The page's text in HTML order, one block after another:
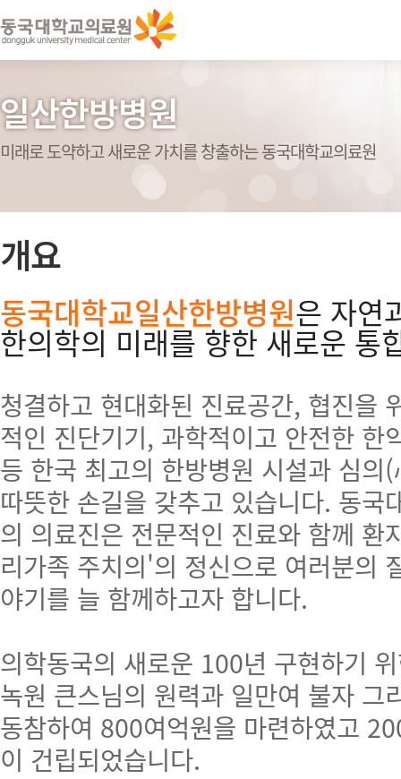
일산한방병원
미래로 도약하고 새로운 가치를 창출하는 동국대학교의료원
개요
동국대학교일산한방병원은 자연
한의학의 미래를 향한 새로운 통
청결하고 현대화된 진료공간, 협진을
적인 진단기기, 과학적이고 안전한 한
등 한국 최고의 한방병원 시설과 심
따뜻한 손길을 갖추고 있습니다. 동국
의 의료진은 전문적인 진료와 함께
리가족 주치의'의 정신으로 여러분의
야기를 늘 함께하고자 합니다.
의학동국의 새로운 100년 구현하기
녹원 큰스님의 원력과 일만여 불자 그
동참하여 800여억원을 마련하였고
이 건립되었습니다.